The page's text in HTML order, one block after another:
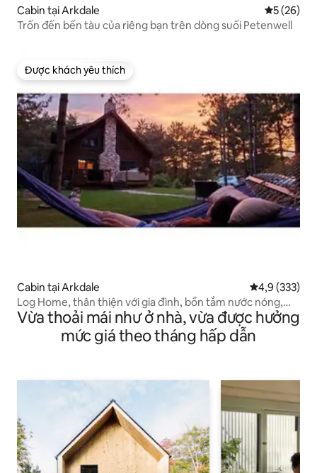
Cabin tại Arkdale Xếp hạng
5 (26)
Trốn đến bến tàu của riêng bạn trên dòng suối Petenwell
Được khách yêu thích
Được khách yêu thích
Cabin tại Arkdale Xếp hạng
4,9 (333)
Log Home, thân thiện với gia đình, bồn tắm nước nóng,
gần hồ
Vừa thoải mái như ở nhà, vừa được hưởng
mức giá theo tháng hấp dẫn